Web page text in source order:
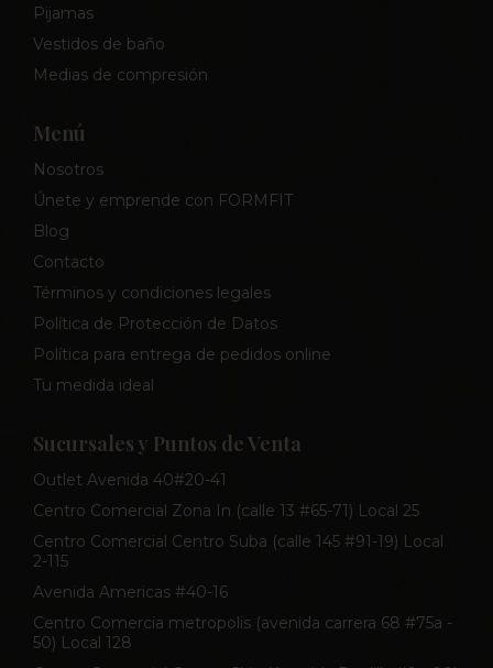
Pijamas
Vestidos de baño
Medias de compresión
Menú
Nosotros
Únete y emprende con FORMFIT
Blog
Contacto
Términos y condiciones legales
Política de Protección de Datos
Política para entrega de pedidos online
Tu medida ideal
Sucursales y Puntos de Venta
Outlet Avenida 40#20-41
Centro Comercial Zona In (calle 13 #65-71) Local 25
Centro Comercial Centro Suba (calle 145 #91-19) Local
2-115
Avenida Americas #40-16
Centro Comercia metropolis (avenida carrera 68 #75a -
50) Local 128